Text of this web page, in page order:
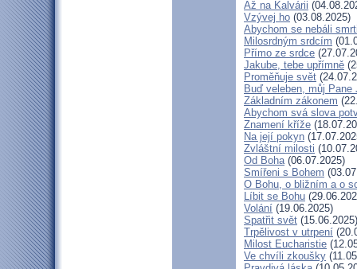
Až na Kalvárii
Vzývej ho (03.08.2025)
Abychom se nebáli
Milosrdným srdcím
Přímo ze srdce
Jakube, tebe upřímně
Proměňuje svět
Buď veleben, můj
Základním zákonem
Abychom svá slova
Znamení kříže
Na její pokyn
Zvláštní milosti
Od Boha(06.07.2025)
Smířeni s Bohem
O Bohu, o bližním a o
Líbit se Bohu
Volání (19.06.2025)
Spatřit svět (15.06.2025)
Trpělivost v utrpení
Milost Eucharistie
Ve chvíli zkoušky